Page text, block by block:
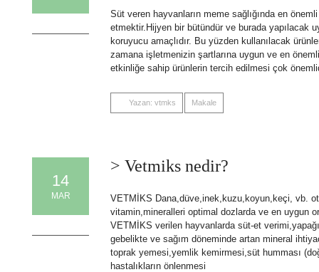
Süt veren hayvanların meme sağlığında en
etmektir.Hijyen bir bütündür ve burada yapılacak
koruyucu amaçlıdır. Bu yüzden kullanılacak
zamana işletmenizin şartlarına uygun ve en
etkinliğe sahip ürünlerin tercih edilmesi çok
Yazan: vtmks Makale
14
MAR
> Vetmiks nedir?
VETMİKS Dana,düve,inek,kuzu,koyun,keçi, vb.
vitamin,mineralleri optimal dozlarda ve en uygun
VETMİKS verilen hayvanlarda süt-et
gebelikte ve sağım döneminde artan mineral
toprak yemesi,yemlik kemirmesi,süt humması
hastalıkların önlenmesi